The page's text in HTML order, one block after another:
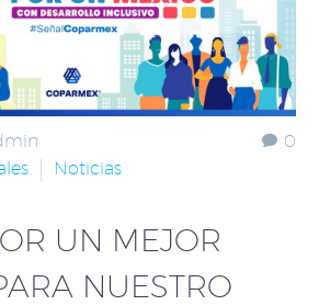
0
Noticias
UN MEJOR
NUESTRO